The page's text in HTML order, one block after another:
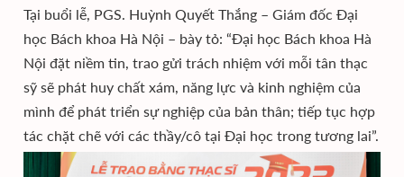
Tại buổi lễ, PGS. Huỳnh Quyết Thắng – Giám đốc Đại
học Bách khoa Hà Nội – bày tỏ: “Đại học Bách khoa Hà
Nội đặt niềm tin, trao gửi trách nhiệm với mỗi tân thạc
sỹ sẽ phát huy chất xám, năng lực và kinh nghiệm của
mình để phát triển sự nghiệp của bản thân; tiếp tục hợp
tác chặt chẽ với các thầy/cô tại Đại học trong tương lai”.